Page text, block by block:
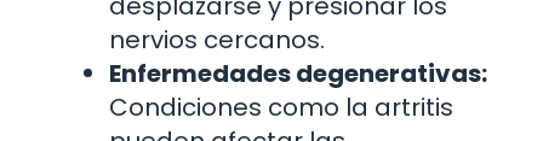
nervios cercanos.
Enfermedades degenerativas:
Condiciones como la artritis